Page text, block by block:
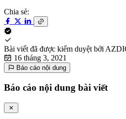
Chia sẻ:
Bài viết đã được kiểm duyệt bởi
16 tháng 3, 2021
Báo cáo nội dung
Báo cáo nội dung bài viết